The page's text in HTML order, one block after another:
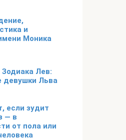
и
Моника
Лев:
девушки Льва
если зудит
— в
от пола или